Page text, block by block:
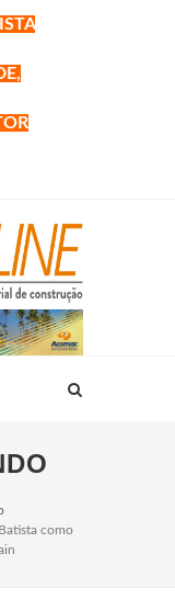
como